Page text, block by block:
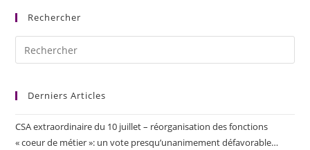
Rechercher
Derniers Articles
CSA extraordinaire du 10 juillet – réorganisation des fonctions
« coeur de métier »: un vote presqu’unanimement défavorable…